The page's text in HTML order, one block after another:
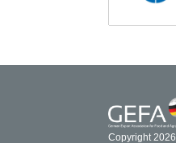
Copyright 2026